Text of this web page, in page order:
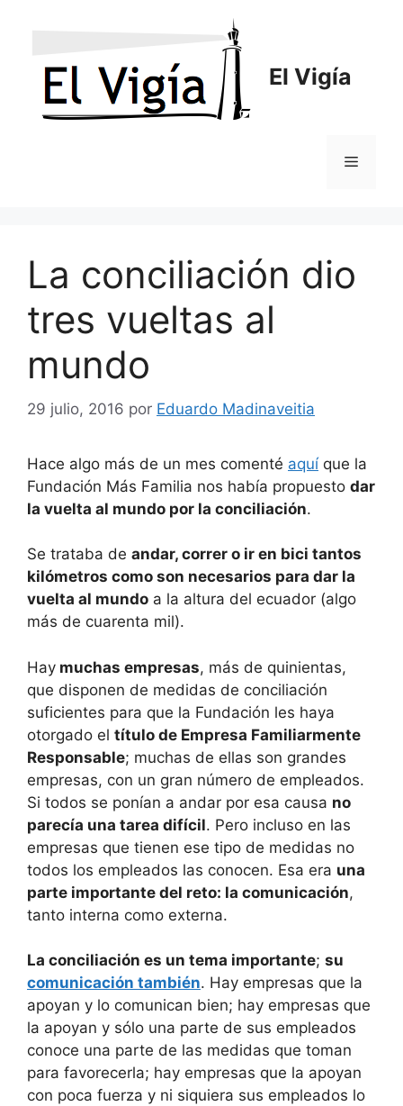
El Vigía
Menú
La conciliación dio
tres vueltas al
mundo
29 julio, 2016 por Eduardo Madinaveitia
Hace algo más de un mes comenté aquíque la
Fundación Más Familia nos había propuesto dar
la vuelta al mundo por la conciliación.
Se trataba de andar, correr o ir en bici tantos
kilómetros como son necesarios para dar la
vuelta al mundo a la altura del ecuador (algo
más de cuarenta mil).
Hay muchas empresas, más de quinientas,
que disponen de medidas de conciliación
suficientes para que la Fundación les haya
otorgado el título de Empresa Familiarmente
Responsable; muchas de ellas son grandes
empresas, con un gran número de empleados.
Si todos se ponían a andar por esa causa no
parecía una tarea difícil. Pero incluso en las
empresas que tienen ese tipo de medidas no
todos los empleados las conocen. Esa era una
parte importante del reto: la comunicación,
tanto interna como externa.
La conciliación es un tema importante; su
comunicación también. Hay empresas que la
apoyan y lo comunican bien; hay empresas que
la apoyan y sólo una parte de sus empleados
conoce una parte de las medidas que toman
para favorecerla; hay empresas que la apoyan
con poca fuerza y ni siquiera sus empleados lo